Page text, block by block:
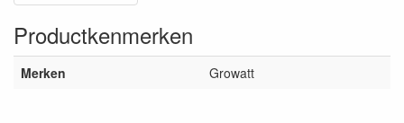
Productkenmerken
Merken Growatt